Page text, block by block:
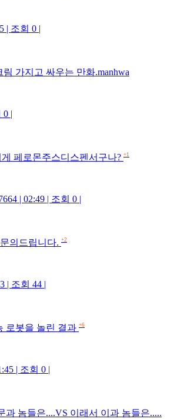
| 조회 0 |
가지고 싸우는 만화.manhwa
0 |
페로몬주스디스펜서구나? +1
| 02:49 | 조회 0 |
의드립니다. +2
| 조회 44 |
로봇을 놀린 결과 +6
| 조회 0 |
과 놈들은....VS 이래서 이과 놈들은.....